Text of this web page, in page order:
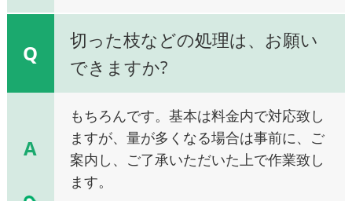
Q
切った枝などの処理は、お願い
できますか?
A
もちろんです。基本は料金内で対応致し
ますが、量が多くなる場合は事前に、ご
案内し、ご了承いただいた上で作業致し
ます。